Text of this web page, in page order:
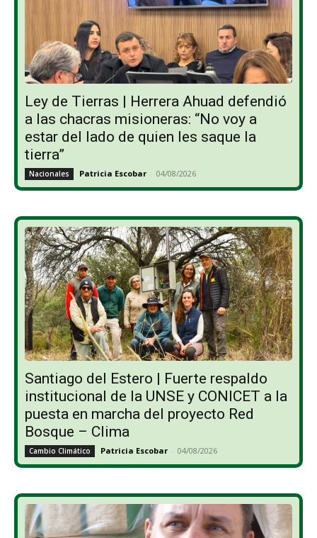
Ley de Tierras | Herrera Ahuad defendió
a las chacras misioneras: “No voy a
estar del lado de quien les saque la
tierra”
Nacionales Patricia Escobar - 04/08/2026
Santiago del Estero | Fuerte respaldo
institucional de la UNSE y CONICET a la
puesta en marcha del proyecto Red
Bosque – Clima
Cambio Climático Patricia Escobar - 04/08/2026